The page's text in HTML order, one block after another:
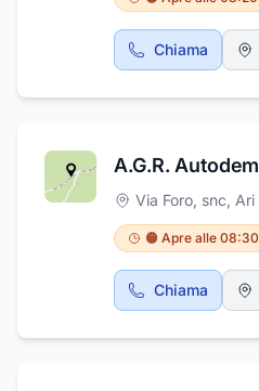
Chiama
Via Foro, snc, Ari
🟠 Apre alle 08:30
Chiama